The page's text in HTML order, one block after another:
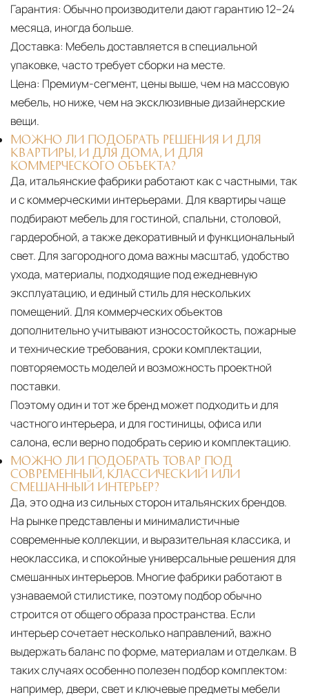
Гарантия: Обычно производители дают гарантию 12–24
месяца, иногда больше.
Доставка: Мебель доставляется в специальной
упаковке, часто требует сборки на месте.
Цена: Премиум-сегмент, цены выше, чем на массовую
мебель, но ниже, чем на эксклюзивные дизайнерские
вещи.
МОЖНО ЛИ ПОДОБРАТЬ РЕШЕНИЯ И ДЛЯ
КВАРТИРЫ, И ДЛЯ ДОМА, И ДЛЯ
КОММЕРЧЕСКОГО ОБЪЕКТА?
Да, итальянские фабрики работают как с частными, так
и с коммерческими интерьерами. Для квартиры чаще
подбирают мебель для гостиной, спальни, столовой,
гардеробной, а также декоративный и функциональный
свет. Для загородного дома важны масштаб, удобство
ухода, материалы, подходящие под ежедневную
эксплуатацию, и единый стиль для нескольких
помещений. Для коммерческих объектов
дополнительно учитывают износостойкость, пожарные
и технические требования, сроки комплектации,
повторяемость моделей и возможность проектной
поставки.
Поэтому один и тот же бренд может подходить и для
частного интерьера, и для гостиницы, офиса или
салона, если верно подобрать серию и комплектацию.
МОЖНО ЛИ ПОДОБРАТЬ ТОВАР ПОД
СОВРЕМЕННЫЙ, КЛАССИЧЕСКИЙ ИЛИ
СМЕШАННЫЙ ИНТЕРЬЕР?
Да, это одна из сильных сторон итальянских брендов.
На рынке представлены и минималистичные
современные коллекции, и выразительная классика, и
неоклассика, и спокойные универсальные решения для
смешанных интерьеров. Многие фабрики работают в
узнаваемой стилистике, поэтому подбор обычно
строится от общего образа пространства. Если
интерьер сочетает несколько направлений, важно
выдержать баланс по форме, материалам и отделкам. В
таких случаях особенно полезен подбор комплектом:
например, двери, свет и ключевые предметы мебели